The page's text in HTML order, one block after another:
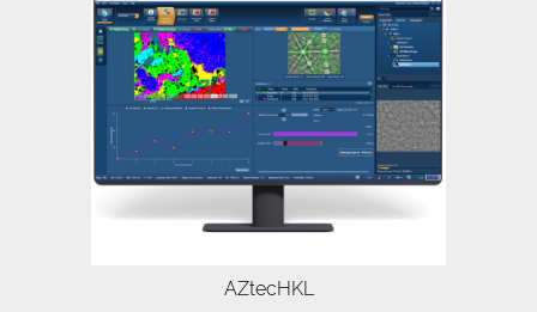
The most powerful EBSD software
available, AZtecHKL combines speed
and accuracy of results for routine
analysis, with the flexibility and power
required for applications that push…
AZtecHKL